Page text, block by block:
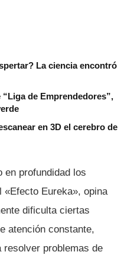
La ciencia encontró
de Emprendedores”,
en 3D el cerebro de
en profundidad los
«Efecto Eureka», opina
dificulta ciertas
atención constante,
resolver problemas de